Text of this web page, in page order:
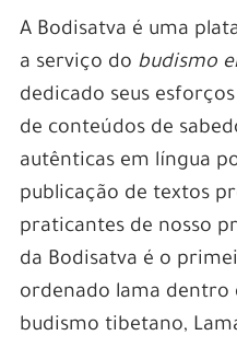
A Bodisatva é uma
a serviço do budismo
dedicado seus
de conteúdos de
autênticas em língua
publicação de textos
praticantes de nosso
da Bodisatva é o
ordenado lama dentro
budismo tibetano,